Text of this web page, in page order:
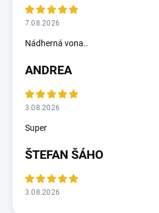
7.08.2026
Nádherná vona..
ANDREA
3.08.2026
Super
ŠTEFAN ŠÁHO
3.08.2026